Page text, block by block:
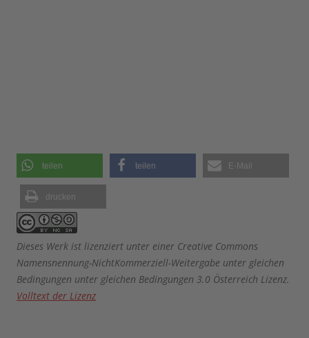
teilen teilen E-Mail
drucken
Dieses Werk ist lizenziert unter einer Creative Commons
Namensnennung-NichtKommerziell-Weitergabe unter gleichen
Bedingungen unter gleichen Bedingungen 3.0 Österreich Lizenz.
Volltext der Lizenz